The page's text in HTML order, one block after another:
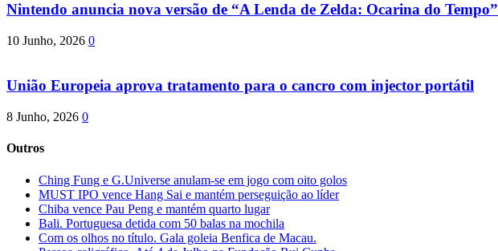
Nintendo anuncia nova versão de “A Lenda de Zelda: Ocarina do Tempo”
10 Junho, 2026 0
União Europeia aprova tratamento para o cancro com injector portátil
8 Junho, 2026 0
Outros
Ching Fung e G.Universe anulam-se em jogo com oito golos
MUST IPO vence Hang Sai e mantém perseguição ao líder
Chiba vence Pau Peng e mantém quarto lugar
Bali. Portuguesa detida com 50 balas na mochila
Com os olhos no título. Gala goleia Benfica de Macau.